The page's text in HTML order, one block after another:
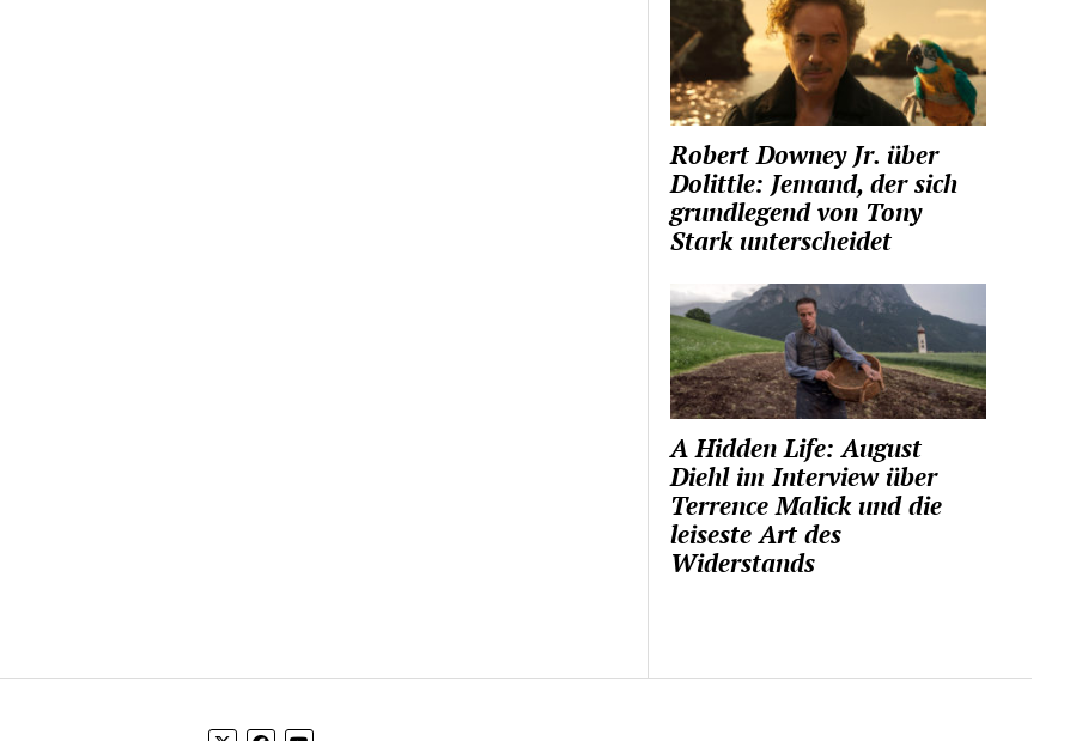
Robert Downey Jr. über
Dolittle: Jemand, der sich
grundlegend von Tony
Stark unterscheidet
A Hidden Life: August
Diehl im Interview über
Terrence Malick und die
leiseste Art des
Widerstands